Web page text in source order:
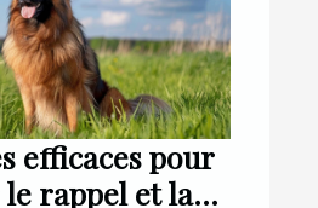
efficaces pour
rappel et la